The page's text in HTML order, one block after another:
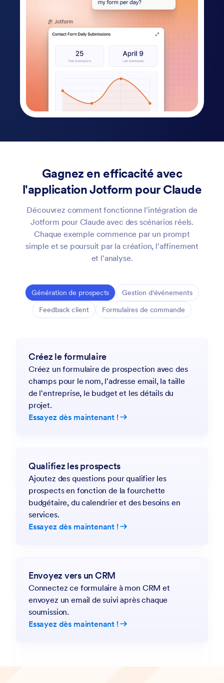
Gagnez en efficacité avec
l'application Jotform pour Claude
Découvrez comment fonctionne l'intégration de
Jotform pour Claude avec des scénarios réels.
Chaque exemple commence par un prompt
simple et se poursuit par la création, l'affinement
et l'analyse.
Génération de prospects
Gestion d'événements
Feedback client
Formulaires de commande
Créez le formulaire
Créez un formulaire de prospection avec des
champs pour le nom, l'adresse email, la taille
de l'entreprise, le budget et les détails du
projet.
Essayez dès maintenant !
Qualifiez les prospects
Ajoutez des questions pour qualifier les
prospects en fonction de la fourchette
budgétaire, du calendrier et des besoins en
services.
Essayez dès maintenant !
Envoyez vers un CRM
Connectez ce formulaire à mon CRM et
envoyez un email de suivi après chaque
soumission.
Essayez dès maintenant !